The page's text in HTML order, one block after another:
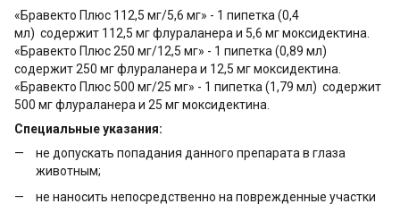
«Бравекто Плюс 112,5 мг/5,6 мг» - 1 пипетка (0,4
мл) содержит 112,5 мг флураланера и 5,6 мг моксидектина.
«Бравекто Плюс 250 мг/12,5 мг» - 1 пипетка (0,89 мл)
содержит 250 мг флураланера и 12,5 мг моксидектина.
«Бравекто Плюс 500 мг/25 мг» - 1 пипетка (1,79 мл) содержит
500 мг флураланера и 25 мг моксидектина.
Специальные указания:
не допускать попадания данного препарата в глаза
животным;
не наносить непосредственно на поврежденные участки